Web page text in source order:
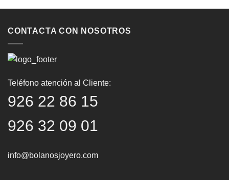
CONTACTA CON NOSOTROS
Teléfono atención al Cliente:
926 22 86 15
926 32 09 01
info@bolanosjoyero.com